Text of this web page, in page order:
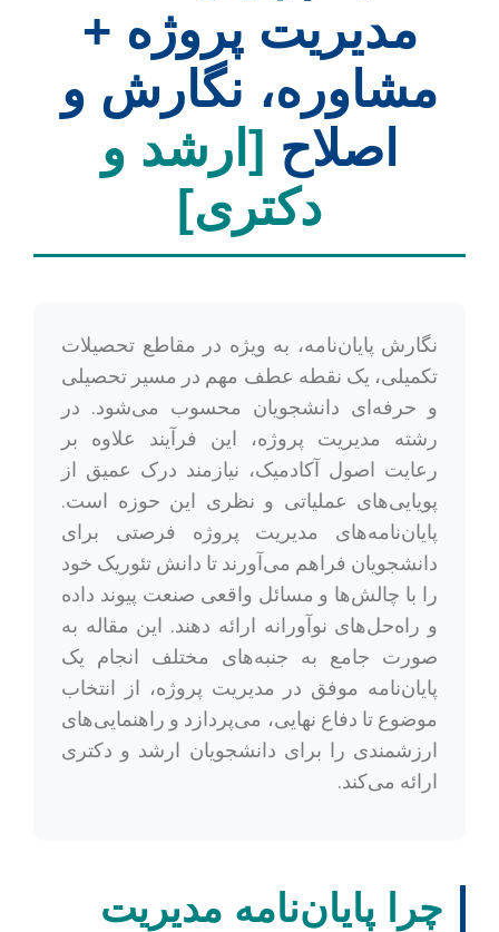
مدیریت پروژه +
مشاوره، نگارش و
اصلاح [ارشد و
دکتری]
نگارش پایان‌نامه، به ویژه در مقاطع تحصیلات
تکمیلی، یک نقطه عطف مهم در مسیر تحصیلی
و حرفه‌ای دانشجویان محسوب می‌شود. در
رشته مدیریت پروژه، این فرآیند علاوه بر
رعایت اصول آکادمیک، نیازمند درک عمیق از
پویایی‌های عملیاتی و نظری این حوزه است.
پایان‌نامه‌های مدیریت پروژه فرصتی برای
دانشجویان فراهم می‌آورند تا دانش تئوریک خود
را با چالش‌ها و مسائل واقعی صنعت پیوند داده
و راه‌حل‌های نوآورانه ارائه دهند. این مقاله به
صورت جامع به جنبه‌های مختلف انجام یک
پایان‌نامه موفق در مدیریت پروژه، از انتخاب
موضوع تا دفاع نهایی، می‌پردازد و راهنمایی‌های
ارزشمندی را برای دانشجویان ارشد و دکتری
ارائه می‌کند.
چرا پایان‌نامه مدیریت